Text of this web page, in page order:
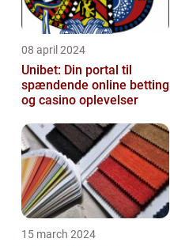
08 april 2024
Unibet: Din portal til
spændende online betting
og casino oplevelser
15 march 2024